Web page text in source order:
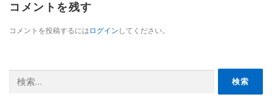
コメントを残す
コメントを投稿するにはログインしてください。
索: